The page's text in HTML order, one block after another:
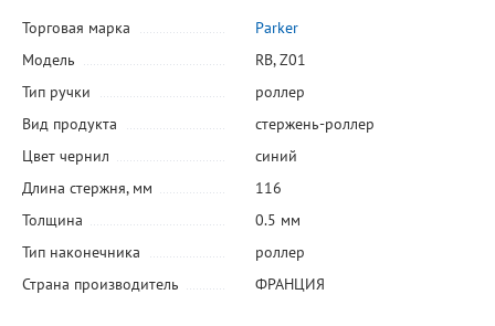
Торговая марка
Parker
Модель
RB,Z01
Тип ручки
роллер
Вид продукта
стержень-роллер
Цвет чернил
синий
Длина стержня, мм
116
Толщина
0.5 мм
Тип наконечника
роллер
Страна производитель
ФРАНЦИЯ